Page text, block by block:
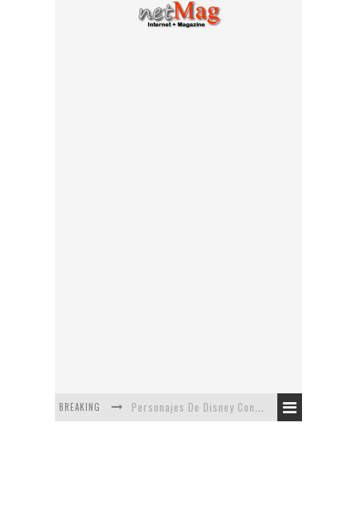
BREAKING Personajes De Disney Con Vestuarios Contemporáneos